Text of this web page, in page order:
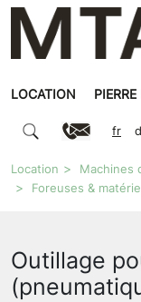
LOCATION
fr
Location Machines
Foreuses &
Outillage